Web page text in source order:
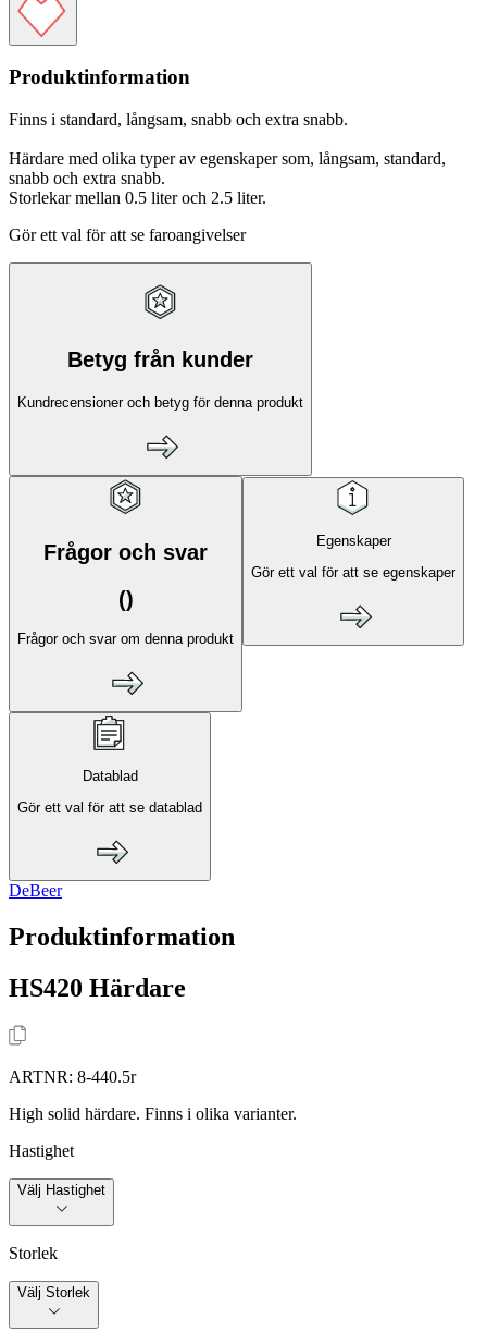
Produktinformation
Finns i standard, långsam, snabb och extra snabb.
Härdare med olika typer av egenskaper som, långsam, standard,
snabb och extra snabb.
Storlekar mellan 0.5 liter och 2.5 liter.
Gör ett val för att se faroangivelser
Betyg från kunder
Kundrecensioner och betyg för denna produkt
Frågor och svar
()
Frågor och svar om denna produkt
Egenskaper
Gör ett val för att se egenskaper
Datablad
Gör ett val för att se datablad
DeBeer
Produktinformation
HS420 Härdare
ARTNR: 8-440.5r
High solid härdare. Finns i olika varianter.
Hastighet
Välj Hastighet
Storlek
Välj Storlek